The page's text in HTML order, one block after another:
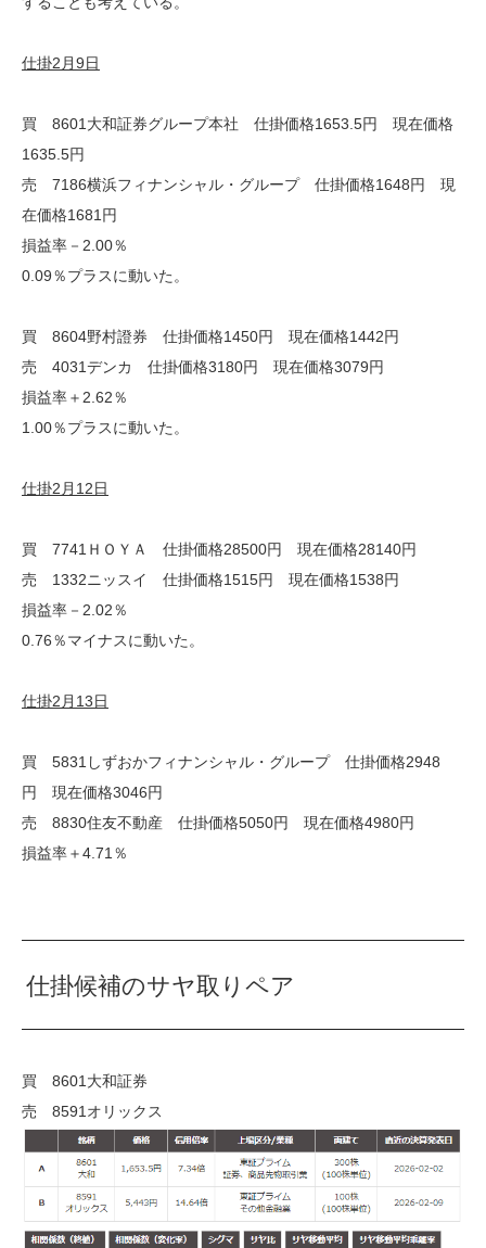
仕掛2月9日
買 8601大和証券グループ本社 仕掛価格1653.5円 現在価格
1635.5円
売 7186横浜フィナンシャル・グループ 仕掛価格1648円 現
在価格1681円
損益率－2.00％
0.09％プラスに動いた。
買 8604野村證券 仕掛価格1450円 現在価格1442円
売 4031デンカ 仕掛価格3180円 現在価格3079円
損益率＋2.62％
1.00％プラスに動いた。
仕掛2月12日
買 7741ＨＯＹＡ 仕掛価格28500円 現在価格28140円
売 1332ニッスイ 仕掛価格1515円 現在価格1538円
損益率－2.02％
0.76％マイナスに動いた。
仕掛2月13日
買 5831しずおかフィナンシャル・グループ 仕掛価格2948
円 現在価格3046円
売 8830住友不動産 仕掛価格5050円 現在価格4980円
損益率＋4.71％
仕掛候補のサヤ取りペア
買 8601大和証券
売 8591オリックス